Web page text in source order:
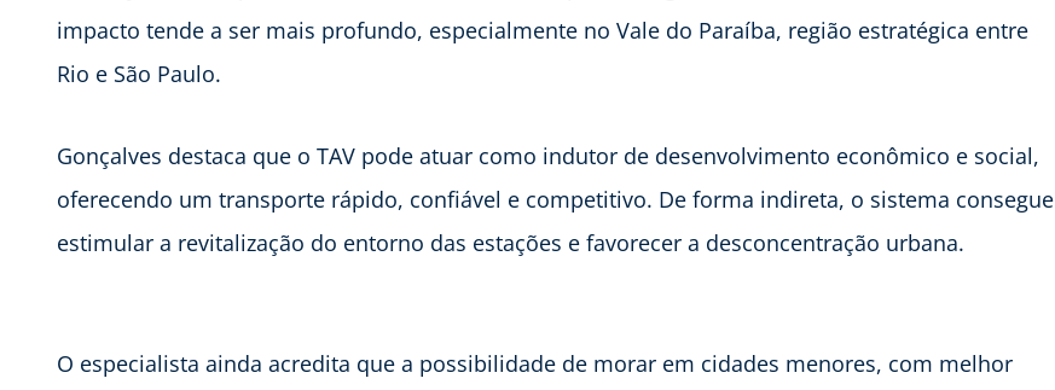
impacto tende a ser mais profundo, especialmente no Vale do Paraíba, região estratégica entre
Rio e São Paulo.
Gonçalves destaca que o TAV pode atuar como indutor de desenvolvimento econômico e social,
oferecendo um transporte rápido, confiável e competitivo. De forma indireta, o sistema consegue
estimular a revitalização do entorno das estações e favorecer a desconcentração urbana.
O especialista ainda acredita que a possibilidade de morar em cidades menores, com melhor